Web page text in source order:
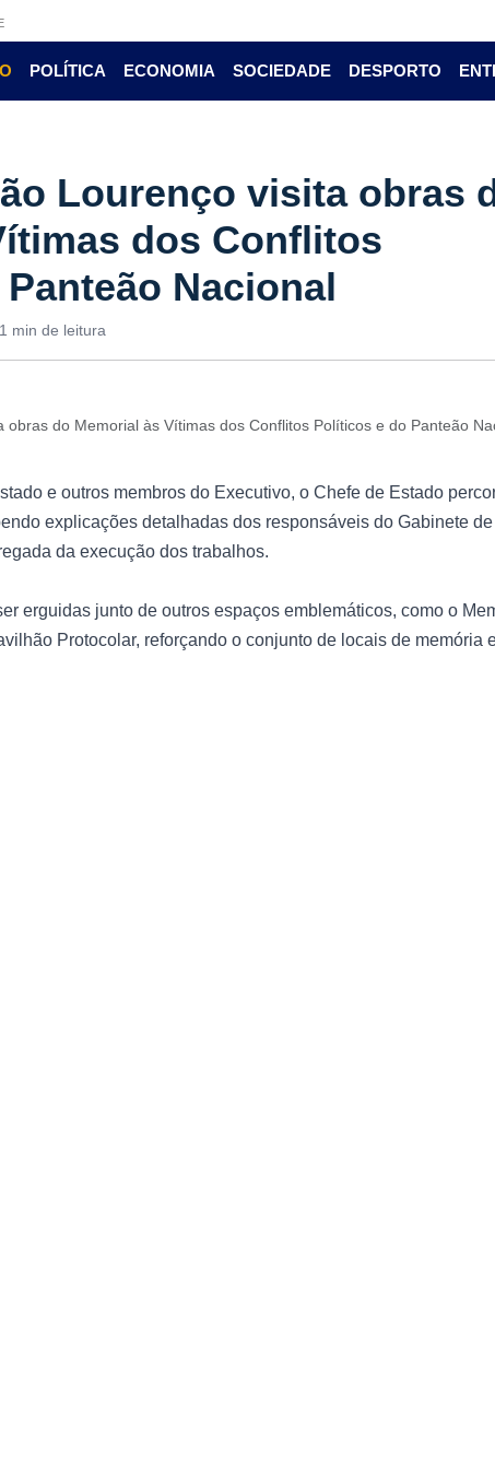
POLÍTICA ECONOMIA SOCIEDADE DESPORTO
Lourenço visita obras
dos Conflitos
Nacional
1 min de leitura
obras do Memorial às Vítimas dos Conflitos Políticos e do Panteão
e outros membros do Executivo, o Chefe de Estado
explicações detalhadas dos responsáveis do Gabinete
da execução dos trabalhos.
erguidas junto de outros espaços emblemáticos, como o
Protocolar, reforçando o conjunto de locais de memória